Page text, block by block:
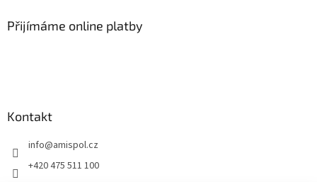
Přijímáme online platby
Kontakt
info@amispol.cz
+420 475 511 100